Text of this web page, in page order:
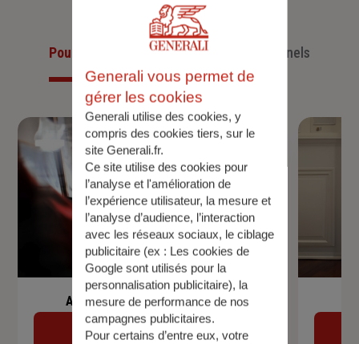
Pour les particuliersPour les professionnels
Assurance de prêt immobilier
Découvrir
Generali vous permet de
gérer les cookies
Generali utilise des cookies, y
compris des cookies tiers, sur le
site Generali.fr.
Ce site utilise des cookies pour
l’analyse et l'amélioration de
l’expérience utilisateur, la mesure et
l’analyse d’audience, l’interaction
avec les réseaux sociaux, le ciblage
publicitaire (ex : Les cookies de
Google sont utilisés pour la
personnalisation publicitaire), la
mesure de performance de nos
campagnes publicitaires.
Pour certains d’entre eux, votre